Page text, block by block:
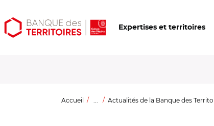
Aller
au
Aller
au
Ouvrir
les
Expertises et territoires
Accueil ... Actualités de la Banque des